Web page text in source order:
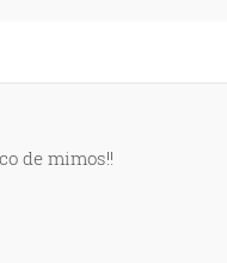
de mimos!!